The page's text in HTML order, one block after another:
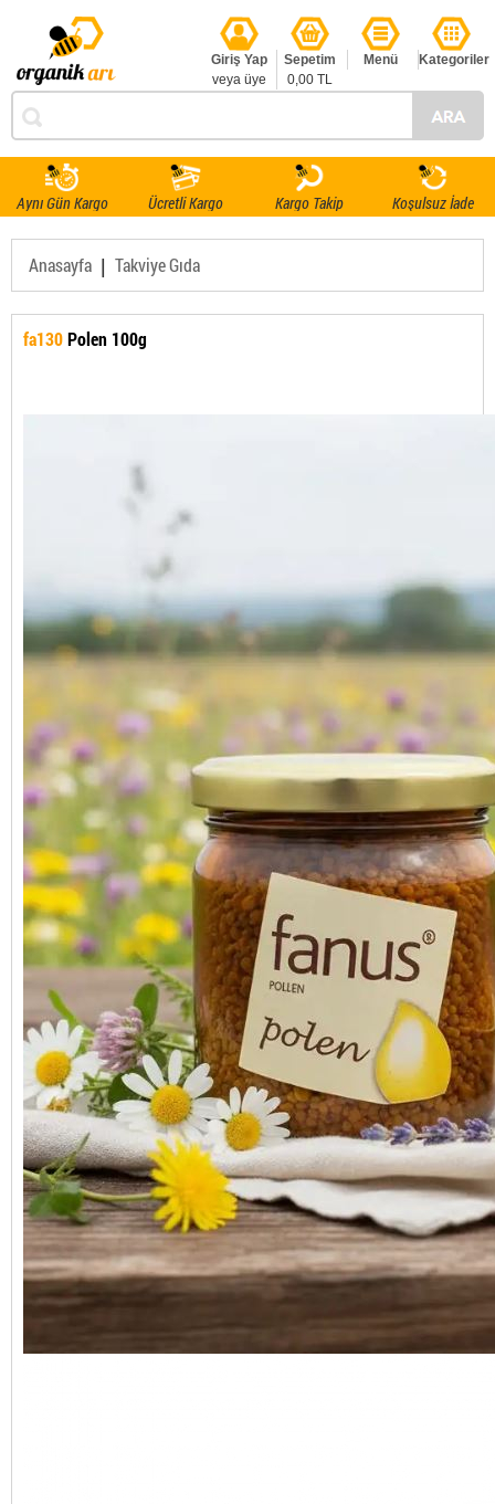
Giriş Yap
veya üye
Sepetim
0,00 TL
Menü Kategoriler
Aynı Gün Kargo Ücretli Kargo Kargo Takip Koşulsuz İade
Anasayfa | Takviye Gıda
fa130Polen 100g